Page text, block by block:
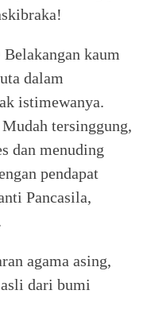
kaum
dalam
istimewanya.
tersinggung,
dan menuding
pendapat
Pancasila,
agama asing,
dari bumi